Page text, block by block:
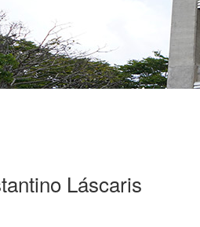
Láscaris